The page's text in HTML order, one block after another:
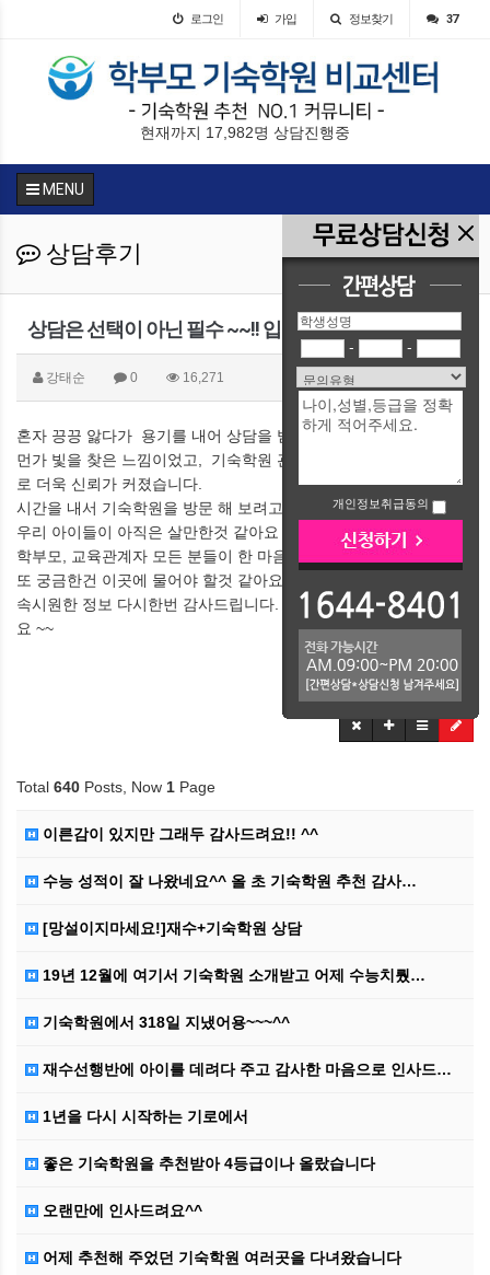
- -
개인정보취급동의
로그인 가입 정보찾기 37
현재까지 17,982명 상담진행중
MENU
상담후기
상담은 선택이 아닌 필수 ~~!! 입니다
강태순 0 16,271
혼자 끙끙 앓다가 용기를 내어 상담을 받았습니다.
먼가 빛을 찾은 느낌이었고, 기숙학원 관계자분의 성심어린 상담으
로 더욱 신뢰가 커졌습니다.
시간을 내서 기숙학원을 방문 해 보려고 합니다 ^^
우리 아이들이 아직은 살만한것 같아요
학부모, 교육관계자 모든 분들이 한 마음인듯 한것 같아요
또 궁금한건 이곳에 물어야 할것 같아요 ~~
속시원한 정보 다시한번 감사드립니다. 환절기 모두 감기 조심하세
요 ~~
Total 640 Posts, Now 1 Page
이른감이 있지만 그래두 감사드려요!! ^^
수능 성적이 잘 나왔네요^^ 올 초 기숙학원 추천 감사…
[망설이지마세요!]재수+기숙학원 상담
19년 12월에 여기서 기숙학원 소개받고 어제 수능치뤘…
기숙학원에서 318일 지냈어용~~~^^
재수선행반에 아이를 데려다 주고 감사한 마음으로 인사드…
1년을 다시 시작하는 기로에서
좋은 기숙학원을 추천받아 4등급이나 올랐습니다
오랜만에 인사드려요^^
어제 추천해 주었던 기숙학원 여러곳을 다녀왔습니다